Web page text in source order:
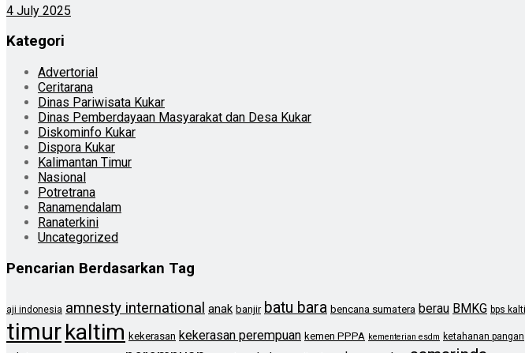
4 July 2025
Kategori
Advertorial
Ceritarana
Dinas Pariwisata Kukar
Dinas Pemberdayaan Masyarakat dan Desa Kukar
Diskominfo Kukar
Dispora Kukar
Kalimantan Timur
Nasional
Potretrana
Ranamendalam
Ranaterkini
Uncategorized
Pencarian Berdasarkan Tag
aji indonesia amnesty international anak banjir batu bara bencana sumatera berau BMKG bps
timurkaltim kekerasan kekerasan perempuan kemen PPPA kementerian esdm ketahanan pangan